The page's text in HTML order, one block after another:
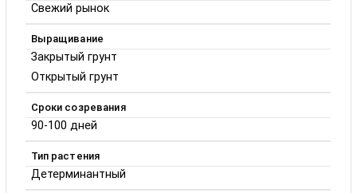
Свежий рынок
Выращивание
Закрытый грунт
Открытый грунт
Сроки созревания
90-100 дней
Тип растения
Детерминантный